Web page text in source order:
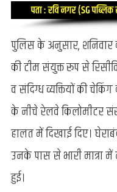
पुलिस के अनुसार,
की टीम संयुक्त रूप से
व संदिग्ध व्यक्तियों की
के नीचे रेलवे किलोमीटर
हालत में दिखाई दिए।
उनके पास से भारी मात्रा में
हुई।